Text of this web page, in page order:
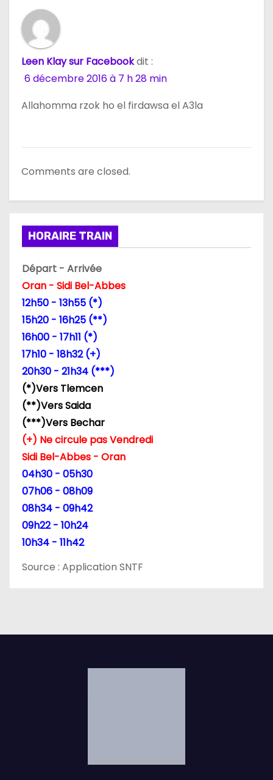
d
e
r
t
i
c
e
Leen Klay sur Facebookdit :
6 décembre 2016 à 7 h 28 min
Allahomma rzok ho el firdawsa el A3la
Comments are closed.
HORAIRE TRAIN
Départ - Arrivée
Oran - Sidi Bel-Abbes
12h50 - 13h55 (*)
15h20 - 16h25 (**)
16h00 - 17h11 (*)
17h10 - 18h32 (+)
20h30 - 21h34 (***)
(*)Vers Tlemcen
(**)Vers Saida
(***)Vers Bechar
(+) Ne circule pas Vendredi
Sidi Bel-Abbes - Oran
04h30 - 05h30
07h06 - 08h09
08h34 - 09h42
09h22 - 10h24
10h34 - 11h42
Source : Application SNTF